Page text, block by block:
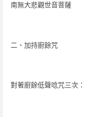
南無大悲觀世音菩薩
二、加持廚餘咒
對著廚餘低聲唸咒三次：